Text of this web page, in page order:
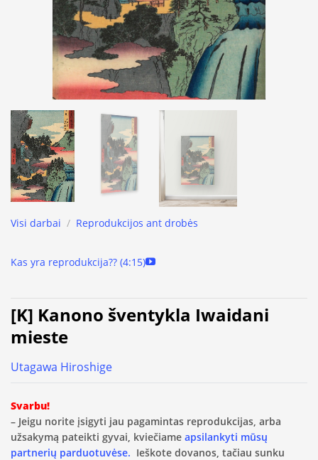
Visi darbai / Reprodukcijos ant drobės
Kas yra reprodukcija?? (4:15)
[K] Kanono šventykla Iwaidani
mieste
Utagawa Hiroshige
Svarbu!
– Jeigu norite įsigyti jau pagamintas reprodukcijas, arba
užsakymą pateikti gyvai, kviečiame apsilankyti mūsų
partnerių parduotuvėse. Ieškote dovanos, tačiau sunku